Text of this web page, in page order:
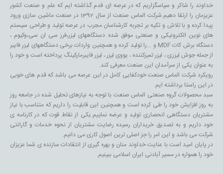
خداوند را شاکر و سپاسگزاریم که در عرصه ای قدم گذاشته ایم که علم و صنعت کشور
عزیزمان را ارتقا دهیم.شرکت الماس صنعت از سال 1392 در صنعت ماشین سازی ورود
پیدا کرده و با تلاش و تکیه بر تجربه کارشناسان مجرب در عرصه تولید و طراحی سیستم
های نوین الکترونیکی و صنعتی موفق شده دستگاههای لیزر،فرز سی ان سی،وکیوم ،
دستگاه برش کات MDF و …را تولید کرده و همچنین واردات برخی دستگاههای لیزر فایبر
از جمله جوش لیزری ، لیزر تمیزکننده ، یووی لیزر ، لیزر فایبرمارکینگ پرداخته است و خود را
به عنوان یکی از سرآمدان این صنعت معرفی کند.
رویکرد شرکت الماس صنعت خودکفایی کامل در این عرصه می باشد که قدم های خوبی
در این راستا برداشته ایم.
سبد محصولات گروه صنعتی الماس صنعت با توجه به نیازهای تحلیل شده در جامعه روز
به روز افزایش خود را طی کرده است و همچنین این قابلیت را داریم که متناسب با نیاز
مشتریان دستگاهی انحصاری تولید و عرضه نماییم.یکی از نقاط قوت که در کارنامه ی
خود داریم و به تصدیق خریداران رسیده رضایت مشتریان از نحوه خدمات و گارانتی
شرکت می باشد و این امر را جز اصلی ترین اصول کاری می دانیم.
در پایان امید است با عنایت خداوند منان و بهره گیری از انتقادات سازنده ی شما عزیزان
خود را همواره در مسیر آبادنی ایران اسلامی ببینیم.